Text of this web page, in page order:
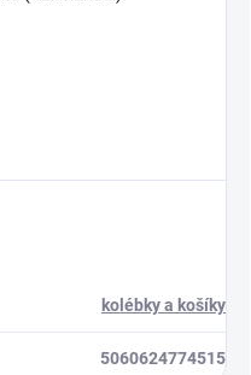
kolébky a košíky
5060624774515